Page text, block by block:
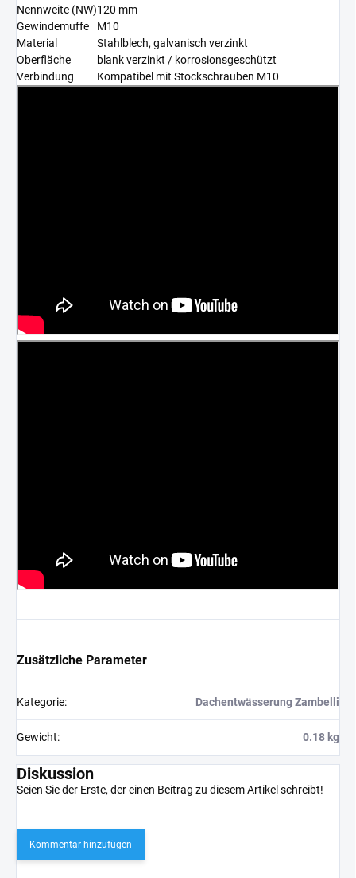
Nennweite (NW)120 mm
Gewindemuffe
M10
Material
Stahlblech, galvanisch verzinkt
Oberfläche
blank verzinkt / korrosionsgeschützt
Verbindung
Kompatibel mit Stockschrauben M10
Zusätzliche Parameter
Kategorie: Dachentwässerung Zambelli
Gewicht: 0.18 kg
Diskussion
Seien Sie der Erste, der einen Beitrag zu diesem Artikel schreibt!
Kommentar hinzufügen